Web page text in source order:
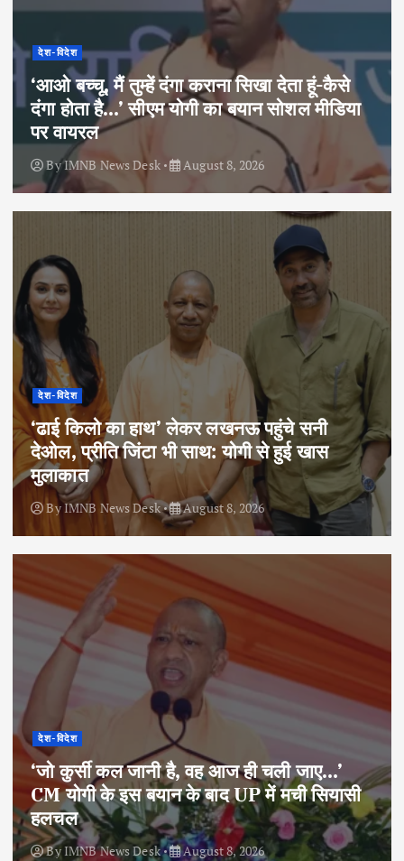
देश-विदेश
‘आओ बच्चू, मैं तुम्हें दंगा कराना सिखा देता हूं-कैसे
दंगा होता है…’ सीएम योगी का बयान सोशल मीडिया
पर वायरल
ByIMNB News Desk August 8, 2026
देश-विदेश
‘ढाई किलो का हाथ’ लेकर लखनऊ पहुंचे सनी
देओल, प्रीति जिंटा भी साथ: योगी से हुई खास
मुलाकात
ByIMNB News Desk August 8, 2026
देश-विदेश
‘जो कुर्सी कल जानी है, वह आज ही चली जाए…’
CM योगी के इस बयान के बाद UP में मची सियासी
हलचल
ByIMNB News Desk August 8, 2026